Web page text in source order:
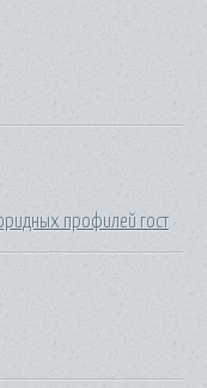
профилей гост